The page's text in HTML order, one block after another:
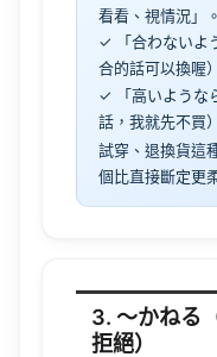
看看、視情況」。
✓ 「合わないよ
合的話可以換喔）
✓ 「高いような
話，我就先不買）
試穿、退換貨這
個比直接斷定更
3. 〜かねる
拒絕）